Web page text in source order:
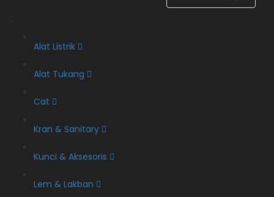
Alat Listrik
Alat Tukang
Cat
Kran & Sanitary
Kunci & Aksesoris
Lem & Lakban